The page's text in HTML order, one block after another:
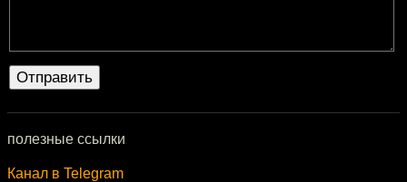
полезные ссылки
Канал в Telegram